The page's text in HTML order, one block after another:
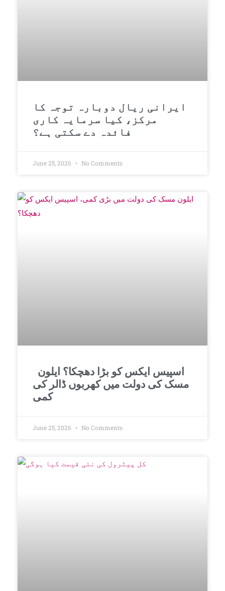
ایرانی ریال دوبارہ توجہ کا
مرکز، کیا سرمایہ کاری
فائدہ دے سکتی ہے؟
June 25, 2026 No Comments
مسک کی دولت میں کھربوں ڈالر کی
کمی
June 25, 2026 No Comments